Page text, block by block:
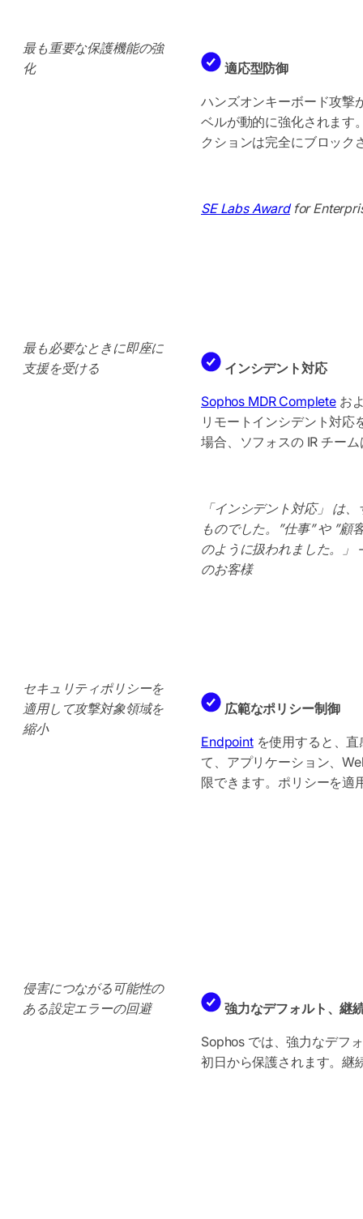
最も重要な保護機能の強
化
適応型防御
ハンズオンキーボード攻撃
ベルが動的に強化されます
クションは完全にブロック
SE Labs Award for
最も必要なときに即座に
支援を受ける
インシデント対応
Sophos MDR Completeお
リモートインシデント対応
場合、ソフォスの IR チー
「インシデント対応」 は
ものでした。”仕事” や ”
のように扱われました。
のお客様
セキュリティポリシーを
適用して攻撃対象領域を
縮小
広範なポリシー制御
Endpointを使用すると、直
て、アプリケーション、
限できます。ポリシーを適
侵害につながる可能性の
ある設定エラーの回避
強力なデフォルト、継
Sophos では、強力なデフ
初日から保護されます。継